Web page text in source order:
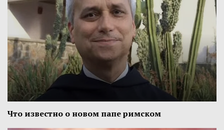
Что известно о новом папе римском